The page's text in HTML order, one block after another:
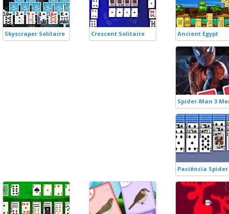
Skyscraper Solitaire Crescent Solitaire Ancient Egypt
Spider-Man 3
Paciência Spider